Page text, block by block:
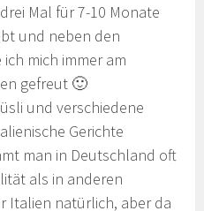
Mal für 7-10 Monate
und neben den
mich immer am
gefreut 🙂
und verschiedene
Gerichte
man in Deutschland oft
als in anderen
Italien natürlich, aber da